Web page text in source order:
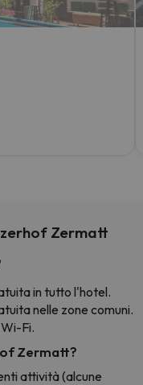
Zermatt
in tutto l'hotel.
nelle zone comuni.
Fi.
Zermatt?
attività (alcune